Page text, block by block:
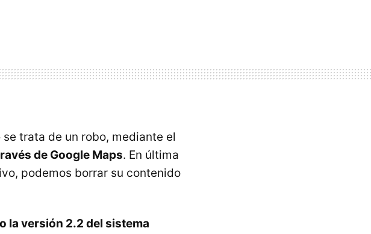
trata de un robo, mediante el
de Google Maps. En última
podemos borrar su contenido
la versión 2.2 del sistema